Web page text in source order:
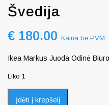
Švedija
€ 180.00 Kaina be PVM
Ikea Markus Juoda Odinė
Liko 1
Įdėti į krepšelį